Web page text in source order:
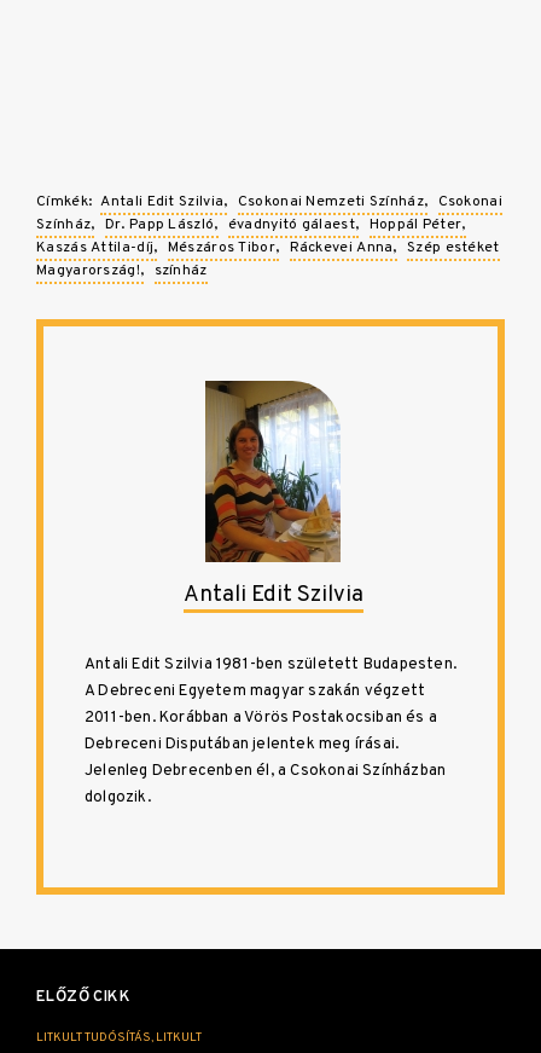
Címkék: Antali Edit Szilvia Csokonai Nemzeti Színház
Csokonai
Színház
Dr. Papp László évadnyitó gálaest
Hoppál Péter
Kaszás Attila-díj
Mészáros Tibor Ráckevei Anna
Szép estéket
Magyarország!
színház
Antali Edit Szilvia
Antali Edit Szilvia 1981-ben született Budapesten.
A Debreceni Egyetem magyar szakán végzett
2011-ben. Korábban a Vörös Postakocsiban és a
Debreceni Disputában jelentek meg írásai.
Jelenleg Debrecenben él, a Csokonai Színházban
dolgozik.
navigáció
ELŐZŐ CIKK
LITKULT TUDÓSÍTÁS, LITKULT